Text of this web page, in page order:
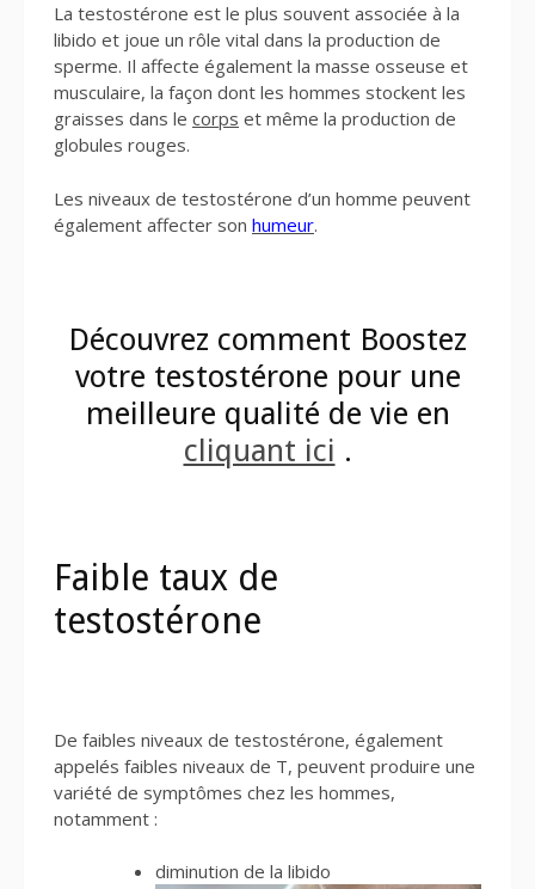
La testostérone est le plus souvent associée à la
libido et joue un rôle vital dans la production de
sperme. Il affecte également la masse osseuse et
musculaire, la façon dont les hommes stockent les
graisses dans le corps et même la production de
globules rouges.
Les niveaux de testostérone d’un homme peuvent
également affecter son humeur.
Découvrez comment Boostez
votre testostérone pour une
meilleure qualité de vie en
cliquant ici .
Faible taux de
testostérone
De faibles niveaux de testostérone, également
appelés faibles niveaux de T, peuvent produire une
variété de symptômes chez les hommes,
notamment :
diminution de la libido